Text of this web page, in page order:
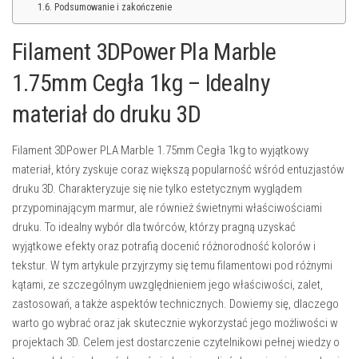
Podsumowanie i zakończenie
Filament 3DPower Pla Marble
1.75mm Cegła 1kg – Idealny
materiał do druku 3D
Filament 3DPower PLA Marble 1.75mm Cegła 1kg to wyjątkowy
materiał, który zyskuje coraz większą popularność wśród entuzjastów
druku 3D. Charakteryzuje się nie tylko estetycznym wyglądem
przypominającym marmur, ale również świetnymi właściwościami
druku. To idealny wybór dla twórców, którzy pragną uzyskać
wyjątkowe efekty oraz potrafią docenić różnorodność kolorów i
tekstur. W tym artykule przyjrzymy się temu filamentowi pod różnymi
kątami, ze szczególnym uwzględnieniem jego właściwości, zalet,
zastosowań, a także aspektów technicznych. Dowiemy się, dlaczego
warto go wybrać oraz jak skutecznie wykorzystać jego możliwości w
projektach 3D. Celem jest dostarczenie czytelnikowi pełnej wiedzy o